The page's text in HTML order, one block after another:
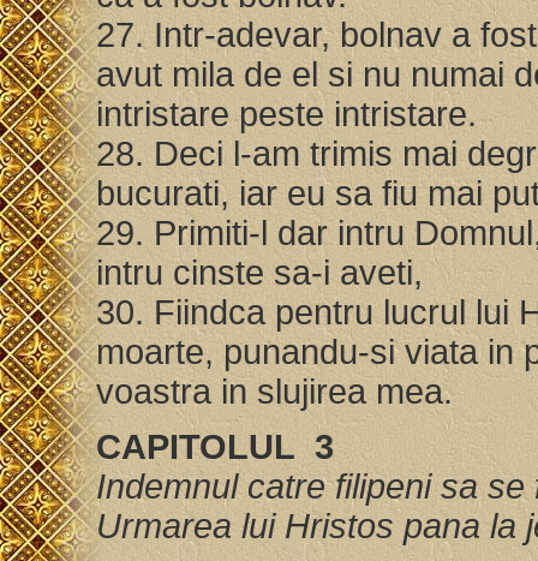
27. Intr-adevar, bolnav a
avut mila de el si nu numai
intristare peste intristare.
28. Deci l-am trimis mai
bucurati, iar eu sa fiu mai
29. Primiti-l dar intru
intru cinste sa-i aveti,
30. Fiindca pentru lucrul lui
moarte, punandu-si viata in
voastra in slujirea mea.
CAPITOLUL 3
Indemnul catre filipeni sa
Urmarea lui Hristos pana la